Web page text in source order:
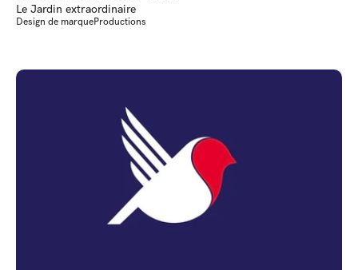
Le Jardin extraordinaire
Design de marqueProductions